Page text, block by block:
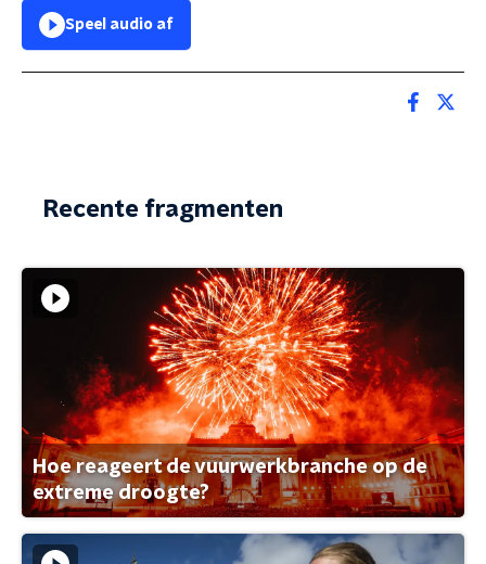
Speel audio af
Recente fragmenten
Hoe reageert de vuurwerkbranche op de
extreme droogte?